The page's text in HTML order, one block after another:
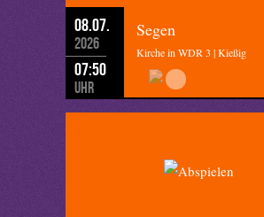
08.07.
2026
07:50
Uhr
Segen
Kirche in WDR 3 | Kießig